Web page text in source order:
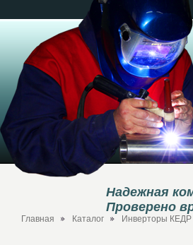
Надежная
Проверено
Главная Каталог Инверторы КЕДР